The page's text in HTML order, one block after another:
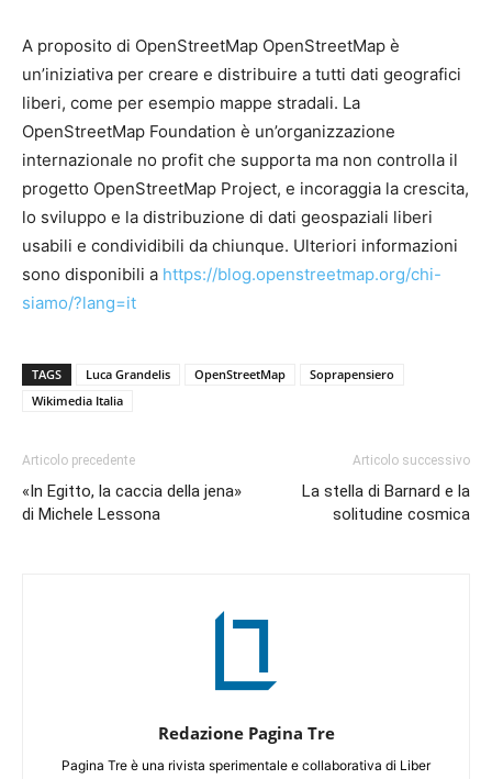
A proposito di OpenStreetMap OpenStreetMap è
un’iniziativa per creare e distribuire a tutti dati geografici
liberi, come per esempio mappe stradali. La
OpenStreetMap Foundation è un’organizzazione
internazionale no profit che supporta ma non controlla il
progetto OpenStreetMap Project, e incoraggia la crescita,
lo sviluppo e la distribuzione di dati geospaziali liberi
usabili e condividibili da chiunque. Ulteriori informazioni
sono disponibili a https://blog.openstreetmap.org/chi-
siamo/?lang=it
TAGS Luca Grandelis OpenStreetMap
Soprapensiero
Wikimedia Italia
Articolo precedente
«In Egitto, la caccia della jena»
di Michele Lessona
Articolo successivo
La stella di Barnard e la
solitudine cosmica
Redazione Pagina Tre
Pagina Tre è una rivista sperimentale e collaborativa di Liber